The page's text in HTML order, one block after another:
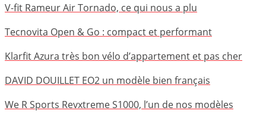
V-fit Rameur Air Tornado, ce qui nous a plu
Tecnovita Open & Go : compact et performant
Klarfit Azura très bon vélo d’appartement et pas cher
DAVID DOUILLET EO2 un modèle bien français
We R Sports Revxtreme S1000, l’un de nos modèles